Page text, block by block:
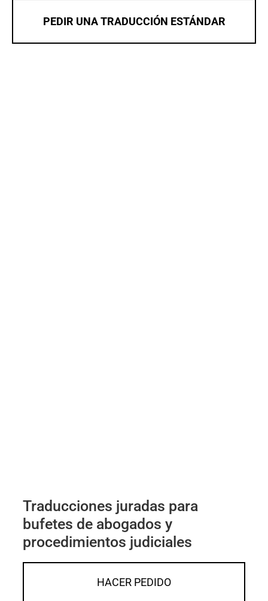
PEDIR UNA TRADUCCIÓN ESTÁNDAR
Traducciones juradas para
bufetes de abogados y
procedimientos judiciales
HACER PEDIDO